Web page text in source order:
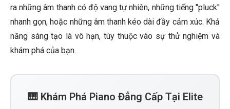
ra những âm thanh có độ vang tự nhiên, những tiếng "pluck"
nhanh gọn, hoặc những âm thanh kéo dài đầy cảm xúc. Khả
năng sáng tạo là vô hạn, tùy thuộc vào sự thử nghiệm và
khám phá của bạn.
🎹 Khám Phá Piano Đẳng Cấp Tại Elite